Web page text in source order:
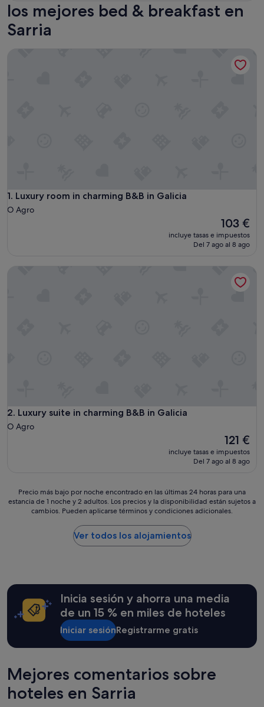
los mejores bed & breakfast en
Sarria
1. Luxury room in charming B&B in Galicia
Luxury room in charming B&B in Galicia
O Agro
El
precio
actual
103 €
incluye tasas e impuestos
Del 7 ago al 8 ago
2. Luxury suite in charming B&B in Galicia
Luxury suite in charming B&B in Galicia
O Agro
El
precio
actual
121 €
121 €
incluye tasas e impuestos
Del 7 ago al 8 ago
Precio
más
24 horas
estancia
1 noche
Los
precios
y
Precio más bajo por noche encontrado en las últimas 24 horas para una
estancia de 1 noche y 2 adultos. Los precios y la disponibilidad están sujetos a
cambios. Pueden aplicarse términos y condiciones adicionales.
Ver todos los alojamientos
Inicia sesión y ahorra una media
de un 15 % en miles de hoteles
Iniciar sesiónRegistrarme gratis
Mejores comentarios sobre
hoteles en Sarria